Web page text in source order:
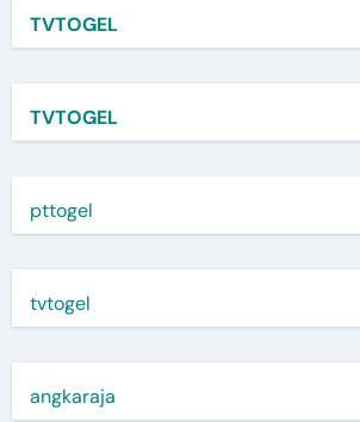
TVTOGEL
TVTOGEL
pttogel
tvtogel
angkaraja